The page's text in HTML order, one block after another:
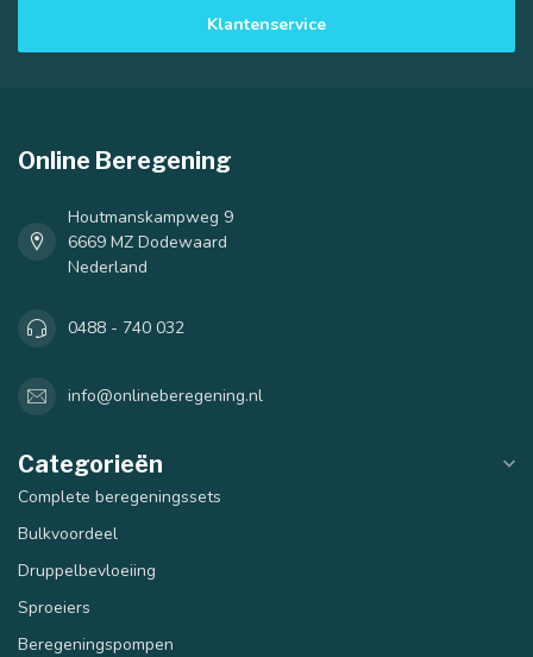
Klantenservice
Online Beregening
Houtmanskampweg 9
6669 MZ Dodewaard
Nederland
0488 - 740 032
info@onlineberegening.nl
Categorieën
Complete beregeningssets
Bulkvoordeel
Druppelbevloeiing
Sproeiers
Beregeningspompen